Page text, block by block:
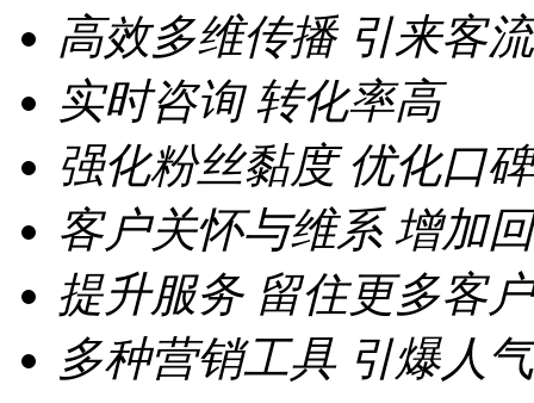
高效多维传播 引来客
实时咨询 转化率高
强化粉丝黏度 优化口
客户关怀与维系 增加
提升服务 留住更多客户
多种营销工具 引爆人气